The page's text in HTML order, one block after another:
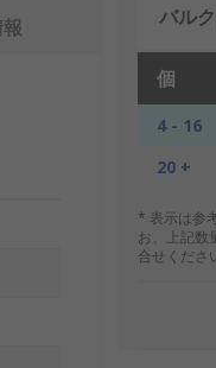
バル
個
4 - 16
20 +
* 表示は参
お、上記数
合せくださ